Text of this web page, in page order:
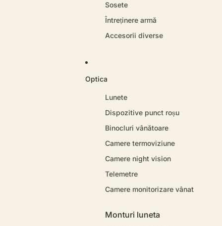
Sosete
Întreținere armă
Accesorii diverse
Optica
Lunete
Dispozitive punct roșu
Binocluri vânătoare
Camere termoviziune
Camere night vision
Telemetre
Camere monitorizare vânat
Monturi luneta